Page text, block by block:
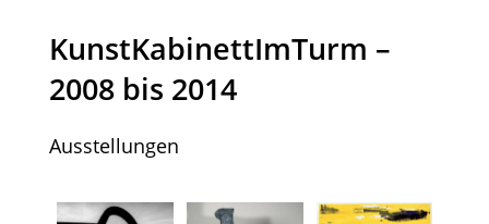
KunstKabinettImTurm –
2008 bis 2014
Ausstellungen